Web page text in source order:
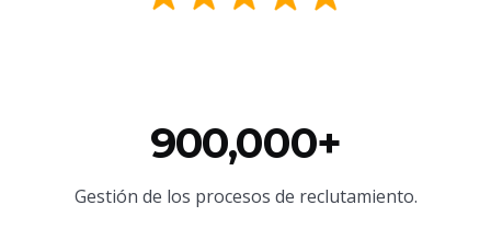
900,000+
Gestión de los procesos de reclutamiento.